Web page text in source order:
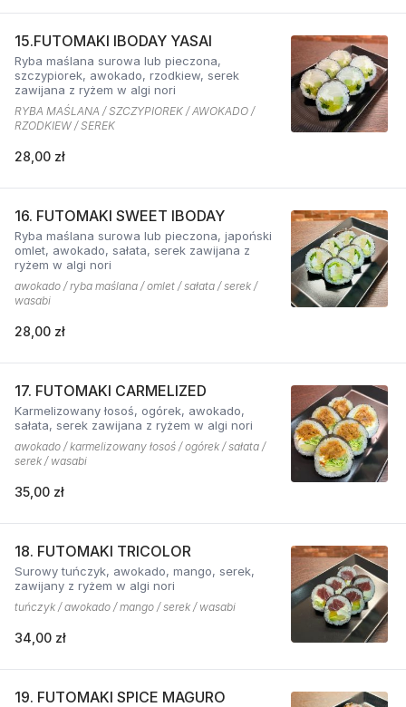
15.FUTOMAKI IBODAY YASAI
Ryba maślana surowa lub pieczona,
szczypiorek, awokado, rzodkiew, serek
zawijana z ryżem w algi nori
RYBA MAŚLANA / SZCZYPIOREK / AWOKADO /
RZODKIEW / SEREK
28,00 zł
16. FUTOMAKI SWEET IBODAY
Ryba maślana surowa lub pieczona, japoński
omlet, awokado, sałata, serek zawijana z
ryżem w algi nori
awokado / ryba maślana / omlet / sałata / serek /
wasabi
28,00 zł
17. FUTOMAKI CARMELIZED
Karmelizowany łosoś, ogórek, awokado,
sałata, serek zawijana z ryżem w algi nori
awokado / karmelizowany łosoś / ogórek / sałata /
serek / wasabi
35,00 zł
18. FUTOMAKI TRICOLOR
Surowy tuńczyk, awokado, mango, serek,
zawijany z ryżem w algi nori
tuńczyk / awokado / mango / serek / wasabi
34,00 zł
19. FUTOMAKI SPICE MAGURO